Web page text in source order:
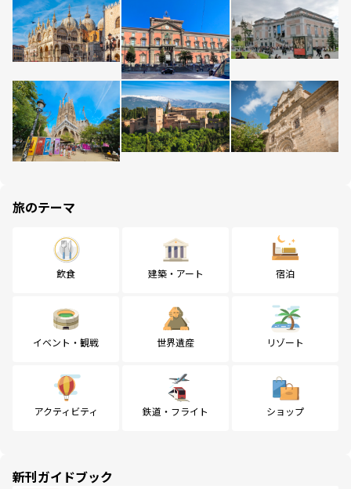
旅のテーマ
飲食 建築・アート 宿泊
イベント・観戦 世界遺産 リゾート
アクティビティ 鉄道・フライト ショップ
新刊ガイドブック